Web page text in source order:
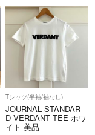
Tシャツ(半袖/袖なし)
JOURNAL STANDAR
D VERDANT TEE ホワ
イト 美品